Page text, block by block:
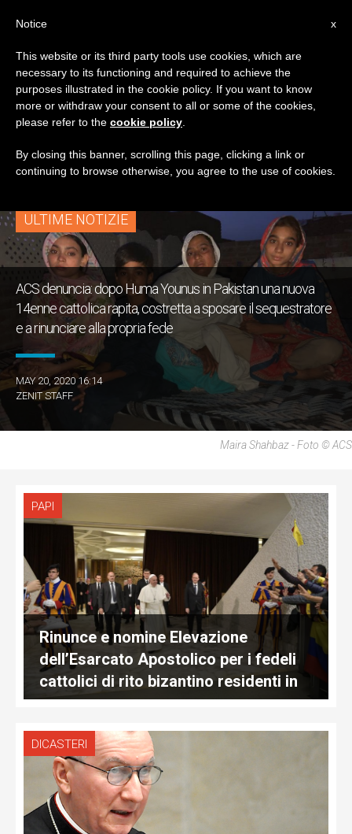
TAG
Posts Tagged
‘cattolici’
ULTIME NOTIZIE
ACS denuncia: dopo Huma Younus in Pakistan una nuova
14enne cattolica rapita, costretta a sposare il sequestratore
e a rinunciare alla propria fede
MAY 20, 2020 16:14
ZENIT STAFF
Maira Shahbaz - Foto © ACS
PAPI
Rinunce e nomine Elevazione
dell’Esarcato Apostolico per i fedeli
cattolici di rito bizantino residenti in
Serbia ad Eparchia
DICASTERI
x
Notice
This website or its third party tools use cookies, which are
necessary to its functioning and required to achieve the
purposes illustrated in the cookie policy. If you want to know
more or withdraw your consent to all or some of the cookies,
please refer to the cookie policy
By closing this banner, scrolling this page, clicking a link or
continuing to browse otherwise, you agree to the use of cookies.